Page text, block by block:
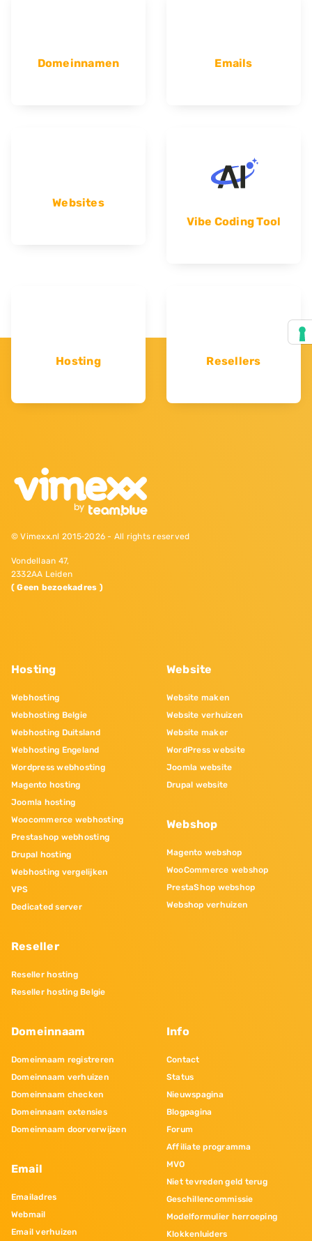
Domeinnamen Emails
Websites
Vibe Coding Tool
Hosting Resellers
© Vimexx.nl 2015‐2026 - All rights reserved
Vondellaan 47,
2332AA Leiden
( Geen bezoekadres )
Hosting
Webhosting
Webhosting Belgie
Webhosting Duitsland
Webhosting Engeland
Wordpress webhosting
Magento hosting
Joomla hosting
Woocommerce webhosting
Prestashop webhosting
Drupal hosting
Webhosting vergelijken
VPS
Dedicated server
Reseller
Reseller hosting
Reseller hosting Belgie
Website
Website maken
Website verhuizen
Website maker
WordPress website
Joomla website
Drupal website
Webshop
Magento webshop
WooCommerce webshop
PrestaShop webshop
Webshop verhuizen
Domeinnaam
Domeinnaam registreren
Domeinnaam verhuizen
Domeinnaam checken
Domeinnaam extensies
Domeinnaam doorverwijzen
Email
Emailadres
Webmail
Email verhuizen
Info
Contact
Status
Nieuwspagina
Blogpagina
Forum
Affiliate programma
MVO
Niet tevreden geld terug
Geschillencommissie
Modelformulier herroeping
Klokkenluiders